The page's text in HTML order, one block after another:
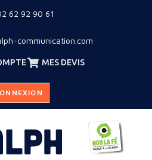
62 92 90 61
communication.com
MES DEVIS